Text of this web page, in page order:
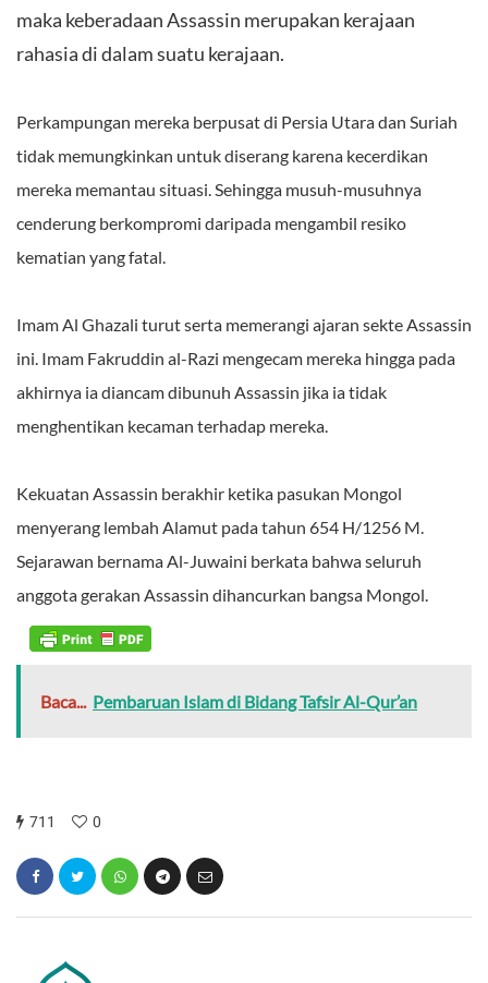
maka keberadaan Assassin merupakan kerajaan
rahasia di dalam suatu kerajaan.
Perkampungan mereka berpusat di Persia Utara dan Suriah
tidak memungkinkan untuk diserang karena kecerdikan
mereka memantau situasi. Sehingga musuh-musuhnya
cenderung berkompromi daripada mengambil resiko
kematian yang fatal.
Imam Al Ghazali turut serta memerangi ajaran sekte Assassin
ini. Imam Fakruddin al-Razi mengecam mereka hingga pada
akhirnya ia diancam dibunuh Assassin jika ia tidak
menghentikan kecaman terhadap mereka.
Kekuatan Assassin berakhir ketika pasukan Mongol
menyerang lembah Alamut pada tahun 654 H/1256 M.
Sejarawan bernama Al-Juwaini berkata bahwa seluruh
anggota gerakan Assassin dihancurkan bangsa Mongol.
Baca... Pembaruan Islam di Bidang Tafsir Al-Qur’an
711 0